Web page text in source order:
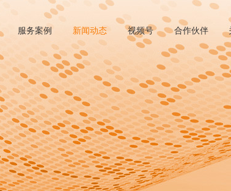
合作伙伴
视频号
新闻动态
服务案例